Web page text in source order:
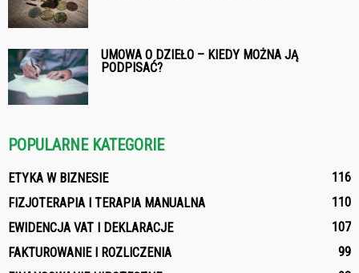
UMOWA O DZIEŁO – KIEDY MOŻNA JĄ
PODPISAĆ?
POPULARNE KATEGORIE
ETYKA W BIZNESIE
116
FIZJOTERAPIA I TERAPIA MANUALNA
110
EWIDENCJA VAT I DEKLARACJE
107
FAKTUROWANIE I ROZLICZENIA
99